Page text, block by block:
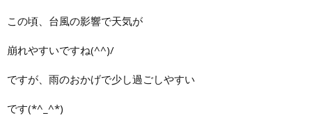
この頃、台風の影響で天気が
崩れやすいですね(^^)/
ですが、雨のおかげで少し過ごしやすい
です(*^_^*)